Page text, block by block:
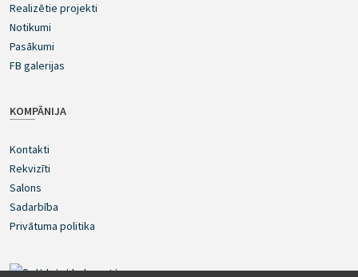
Realizētie projekti
Notikumi
Pasākumi
FB galerijas
KOMPĀNIJA
Kontakti
Rekvizīti
Salons
Sadarbība
Privātuma politika